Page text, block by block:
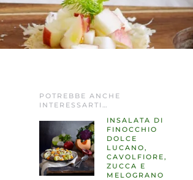
POTREBBE ANCHE
INTERESSARTI…
INSALATA DI
FINOCCHIO
DOLCE
LUCANO,
CAVOLFIORE,
ZUCCA E
MELOGRANO